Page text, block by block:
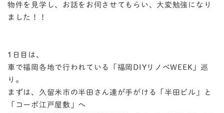
物件を見学し、お話をお伺させてもらい、大変勉強になり
ました！！
1日目は、
車で福岡各地で行われている「福岡DIYリノベWEEK」巡
り。
まずは、久留米市の半田さん達が手がける「半田ビル」と
「コーポ江戸屋敷」へ